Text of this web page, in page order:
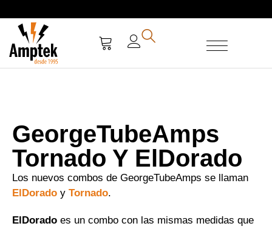
GeorgeTubeAmps
Tornado Y ElDorado
Los nuevos combos de GeorgeTubeAmps se llaman
ElDorado y Tornado.
ElDorado es un combo con las mismas medidas que